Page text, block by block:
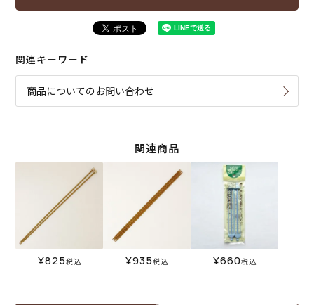
関連キーワード
商品についてのお問い合わせ
関連商品
¥825税込 ¥935税込 ¥660税込